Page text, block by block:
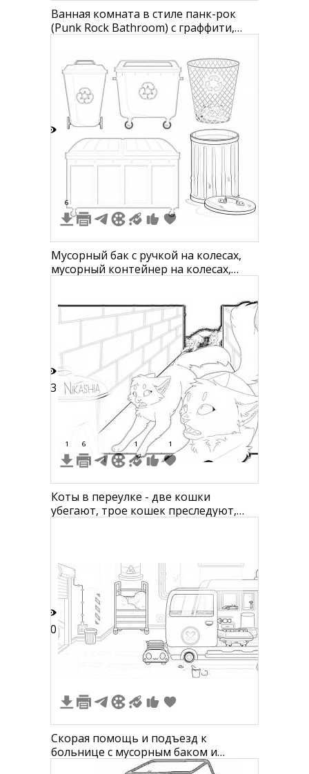
Ванная комната в стиле панк-рок
(Punk Rock Bathroom) с граффити,
унитазом и различными рисунками
на стенах и потолке
6
Мусорный бак с ручкой на колесах,
мусорный контейнер на колесах,
контейнер, мусорный бак с крышкой
33
1 6 1 1
Коты в переулке - две кошки
убегают, трое кошек преследуют,
10
Скорая помощь и подъезд к
больнице с мусорным баком и
контейнером с подушками